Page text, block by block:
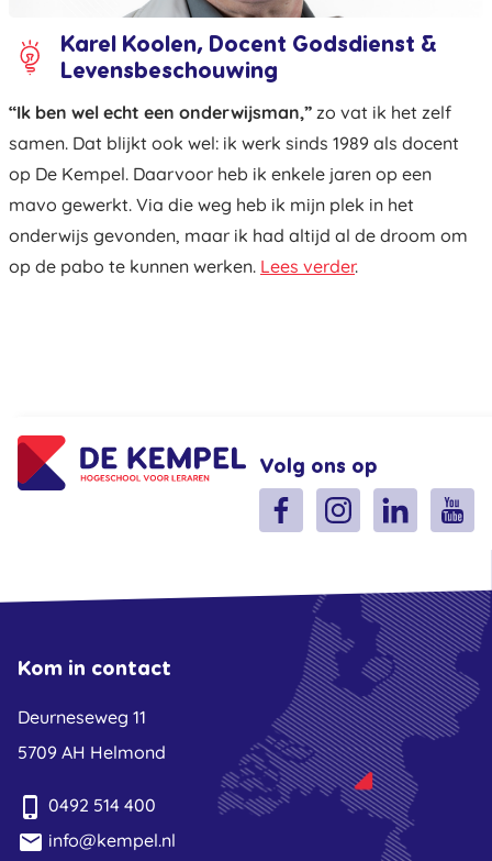
Karel Koolen, Docent Godsdienst &
Levensbeschouwing
“Ik ben wel echt een onderwijsman,” zo vat ik het zelf
samen. Dat blijkt ook wel: ik werk sinds 1989 als docent
op De Kempel. Daarvoor heb ik enkele jaren op een
mavo gewerkt. Via die weg heb ik mijn plek in het
onderwijs gevonden, maar ik had altijd al de droom om
op de pabo te kunnen werken. Lees verder.
Volg ons op
Kom in contact
Deurneseweg 11
5709 AH Helmond
phone_iphone 0492 514 400
email info@kempel.nl